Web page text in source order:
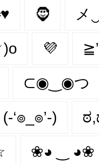
🧔‍ メ
💜
⊂◉‿◉つ
(-‘๏_๏’-)
❀◕ ‿ ◕❀